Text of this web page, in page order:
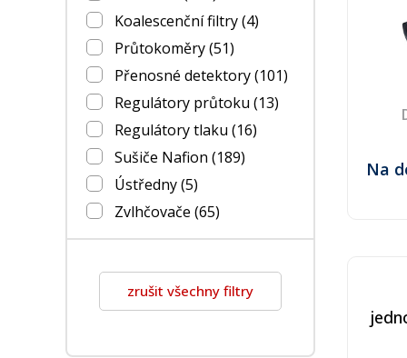
Koalescenční filtry(4)
Průtokoměry(51)
Přenosné detektory(101)
Regulátory průtoku (13)
Regulátory tlaku (16)
Sušiče Nafion (189)
Ústředny(5)
Zvlhčovače (65)
zrušit všechny filtry
Na